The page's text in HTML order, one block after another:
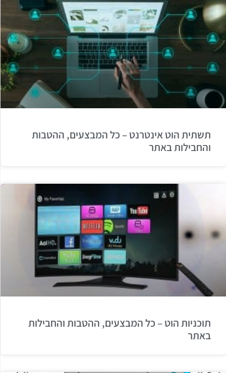
תשתית הוט אינטרנט – כל המבצעים, ההטבות
והחבילות באתר
תוכניות הוט – כל המבצעים, ההטבות והחבילות
באתר